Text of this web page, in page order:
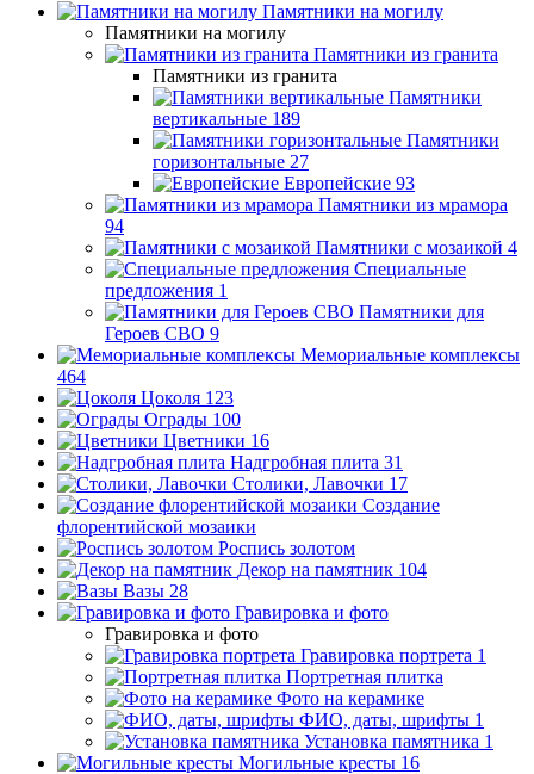
Памятники на могилу
Памятники на могилу
Памятники из гранита
Памятники из гранита
Памятники
вертикальные 189
Памятники
горизонтальные 27
Европейские 93
Памятники из мрамора
94
Памятники с мозаикой 4
Специальные
предложения 1
Памятники для
Героев СВО 9
Мемориальные комплексы
464
Цоколя 123
Ограды 100
Цветники 16
Надгробная плита 31
Столики, Лавочки 17
Создание
флорентийской мозаики
Роспись золотом
Декор на памятник 104
Вазы 28
Гравировка и фото
Гравировка и фото
Гравировка портрета 1
Портретная плитка
Фото на керамике
ФИО, даты, шрифты 1
Установка памятника 1
Могильные кресты 16